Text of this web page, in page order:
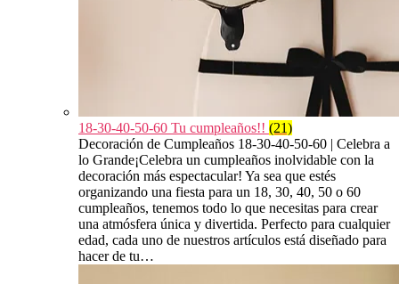
18-30-40-50-60 Tu cumpleaños!! (21)
Decoración de Cumpleaños 18-30-40-50-60 | Celebra a
lo Grande¡Celebra un cumpleaños inolvidable con la
decoración más espectacular! Ya sea que estés
organizando una fiesta para un 18, 30, 40, 50 o 60
cumpleaños, tenemos todo lo que necesitas para crear
una atmósfera única y divertida. Perfecto para cualquier
edad, cada uno de nuestros artículos está diseñado para
hacer de tu…